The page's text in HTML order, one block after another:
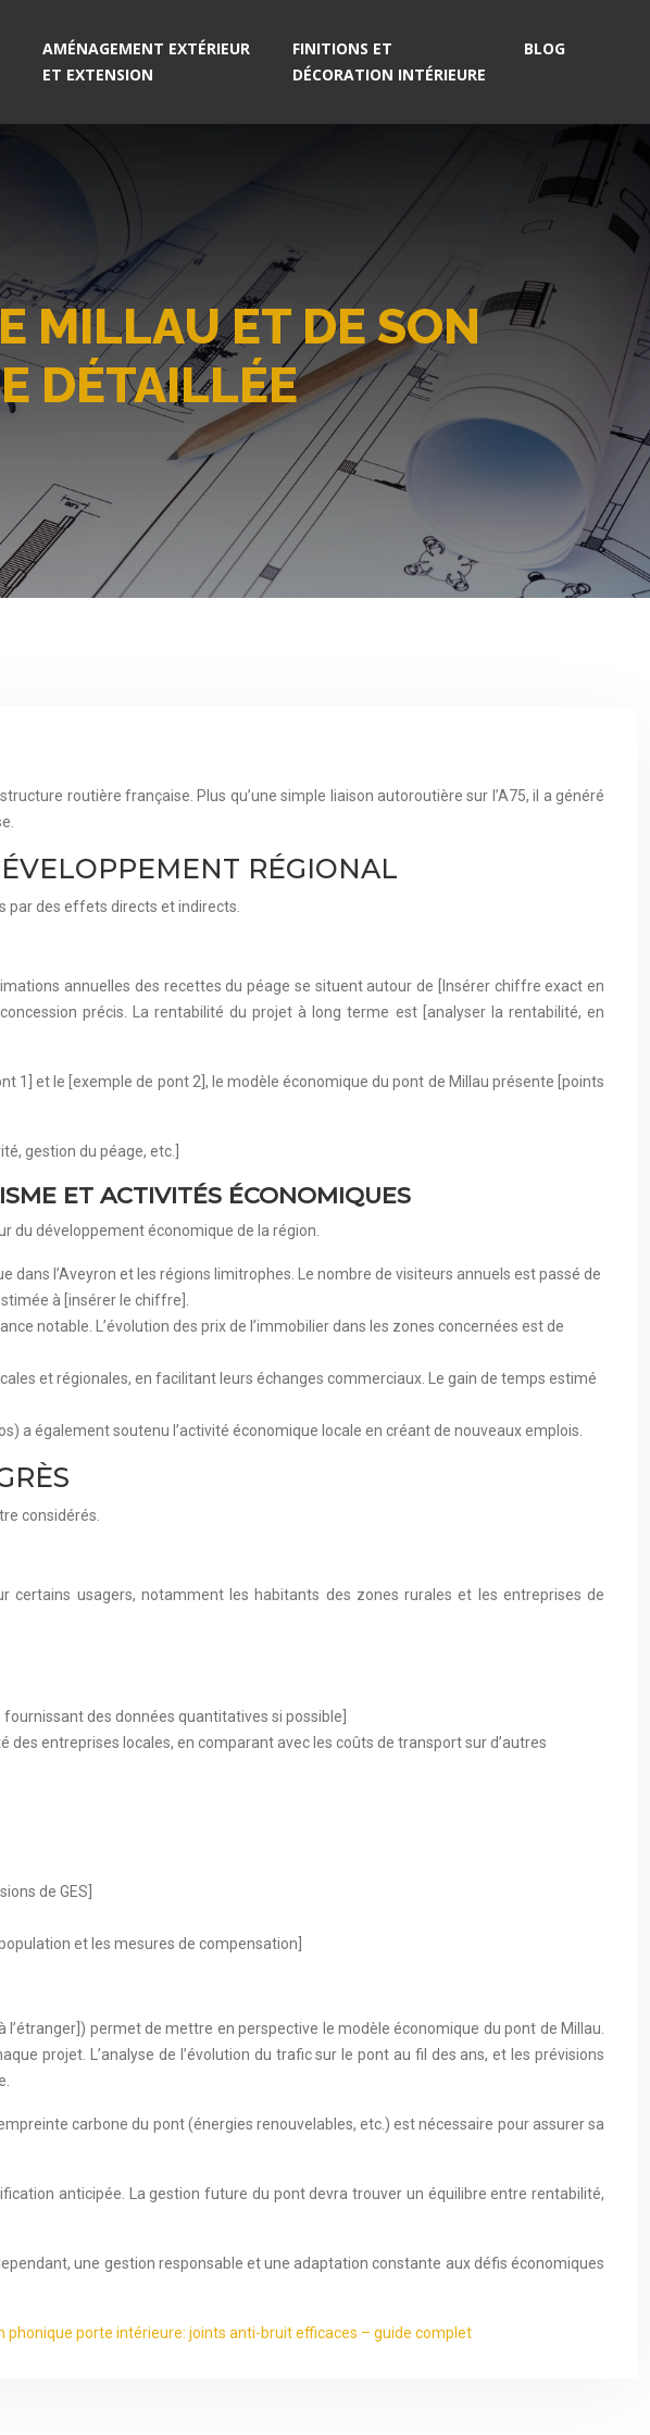
AMÉNAGEMENT EXTÉRIEUR
ET EXTENSION
FINITIONS ET
DÉCORATION INTÉRIEURE
BLOG
MILLAU ET DE SON
DÉTAILLÉE
routière française. Plus qu’une simple liaison autoroutière sur l’A75, il a généré
RÉGIONAL
par des effets directs et indirects.
annuelles des recettes du péage se situent autour de [Insérer chiffre exact en
précis. La rentabilité du projet à long terme est [analyser la rentabilité, en
1] et le [exemple de pont 2], le modèle économique du pont de Millau présente [points
gestion du péage, etc.]
ET ACTIVITÉS ÉCONOMIQUES
du développement économique de la région.
dans l’Aveyron et les régions limitrophes. Le nombre de visiteurs annuels est passé de
à [insérer le chiffre].
notable. L’évolution des prix de l’immobilier dans les zones concernées est de
et régionales, en facilitant leurs échanges commerciaux. Le gain de temps estimé
a également soutenu l’activité économique locale en créant de nouveaux emplois.
considérés.
certains usagers, notamment les habitants des zones rurales et les entreprises de
des données quantitatives si possible]
entreprises locales, en comparant avec les coûts de transport sur d’autres
de GES]
et les mesures de compensation]
permet de mettre en perspective le modèle économique du pont de Millau.
projet. L’analyse de l’évolution du trafic sur le pont au fil des ans, et les prévisions
carbone du pont (énergies renouvelables, etc.) est nécessaire pour assurer sa
anticipée. La gestion future du pont devra trouver un équilibre entre rentabilité,
une gestion responsable et une adaptation constante aux défis économiques
phonique porte intérieure: joints anti-bruit efficaces – guide complet